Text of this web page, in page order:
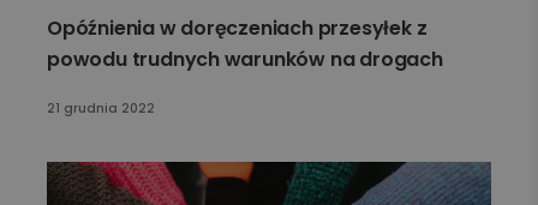
Opóźnienia w doręczeniach przesyłek z
powodu trudnych warunków na drogach
21 grudnia 2022